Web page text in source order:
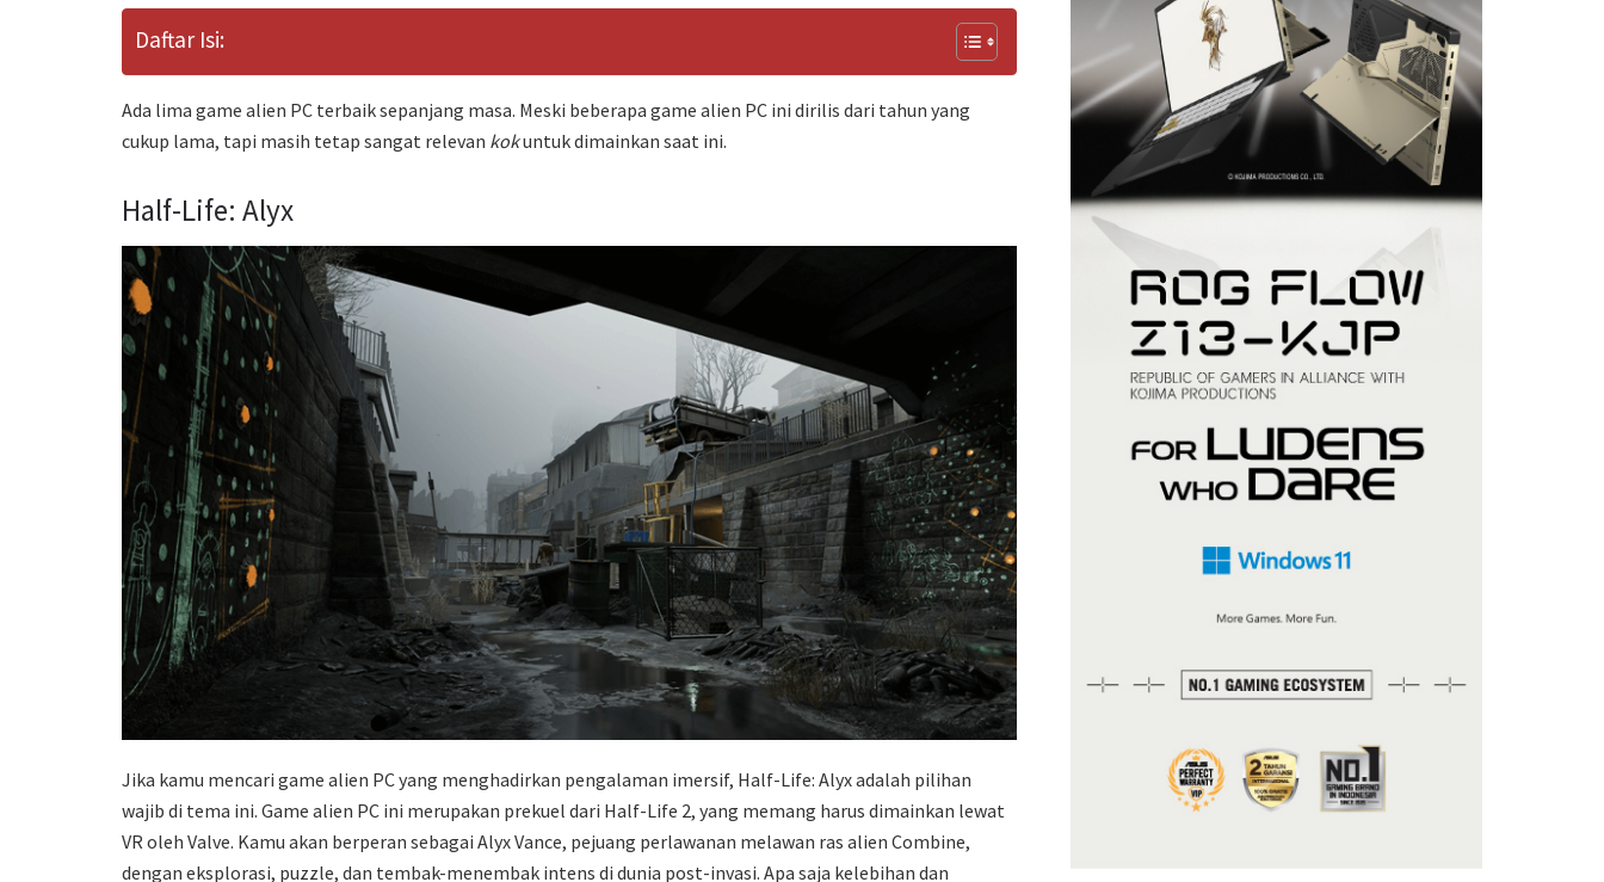
Daftar Isi:
Ada lima game alien PC terbaik sepanjang masa. Meski beberapa game alien PC ini dirilis dari tahun yang
cukup lama, tapi masih tetap sangat relevan kokuntuk dimainkan saat ini.
Half-Life: Alyx
Jika kamu mencari game alien PC yang menghadirkan pengalaman imersif, Half-Life: Alyx adalah pilihan
wajib di tema ini. Game alien PC ini merupakan prekuel dari Half-Life 2, yang memang harus dimainkan lewat
VR oleh Valve. Kamu akan berperan sebagai Alyx Vance, pejuang perlawanan melawan ras alien Combine,
dengan eksplorasi, puzzle, dan tembak-menembak intens di dunia post-invasi. Apa saja kelebihan dan